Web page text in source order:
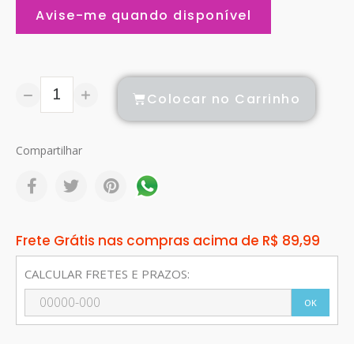
Avise-me quando disponível
Colocar no Carrinho
Compartilhar
Frete Grátis nas compras acima de R$ 89,99
CALCULAR FRETES E PRAZOS:
OK